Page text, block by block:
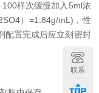
样次缓慢加入5ml浓
）=1.84g/mL)，性
配置完成后应立刻密封
联系